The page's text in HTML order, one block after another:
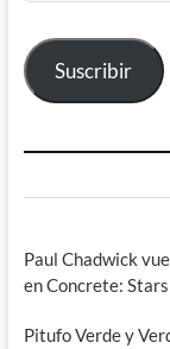
electrónico
Suscribir
Paul Chadwick
en Concrete:
Pitufo Verde y